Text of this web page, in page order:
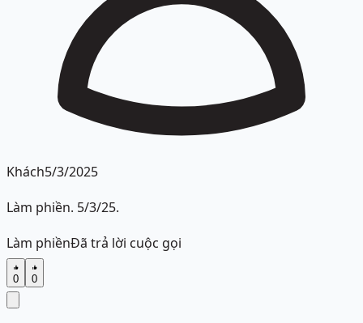
Khách5/3/2025
Làm phiền. 5/3/25.
Làm phiềnĐã trả lời cuộc gọi
0 0